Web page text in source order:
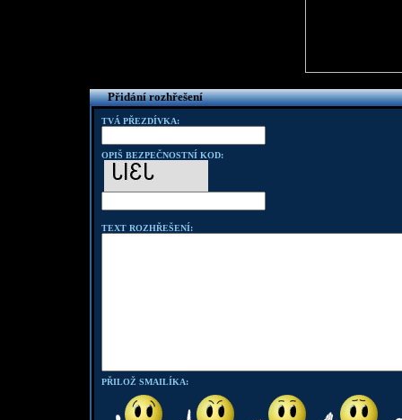
Přidání rozhřešení
TVÁ PŘEZDÍVKA:
OPIŠ BEZPEČNOSTNÍ KOD:
TEXT ROZHŘEŠENÍ:
PŘILOŽ SMAILÍKA: